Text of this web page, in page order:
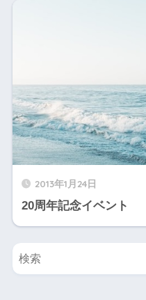
2013年1月24日
20周年記念イベント